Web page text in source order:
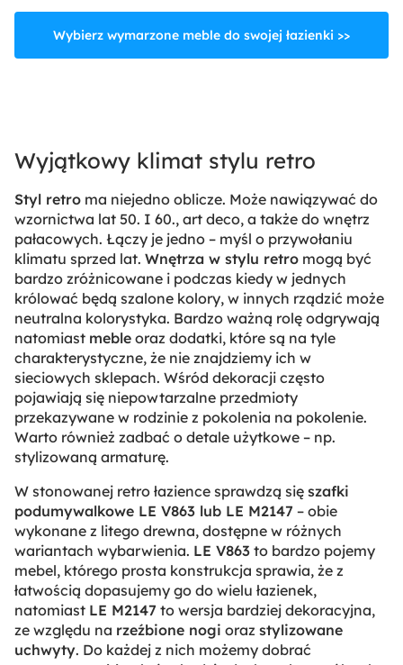
Wybierz wymarzone meble do swojej łazienki >>
Wyjątkowy klimat stylu retro
Styl retro ma niejedno oblicze. Może nawiązywać do
wzornictwa lat 50. I 60., art deco, a także do wnętrz
pałacowych. Łączy je jedno – myśl o przywołaniu
klimatu sprzed lat. Wnętrza w stylu retro mogą być
bardzo zróżnicowane i podczas kiedy w jednych
królować będą szalone kolory, w innych rządzić może
neutralna kolorystyka. Bardzo ważną rolę odgrywają
natomiast meble oraz dodatki, które są na tyle
charakterystyczne, że nie znajdziemy ich w
sieciowych sklepach. Wśród dekoracji często
pojawiają się niepowtarzalne przedmioty
przekazywane w rodzinie z pokolenia na pokolenie.
Warto również zadbać o detale użytkowe – np.
stylizowaną armaturę.
W stonowanej retro łazience sprawdzą się szafki
podumywalkowe LE V863 lub LE M2147 – obie
wykonane z litego drewna, dostępne w różnych
wariantach wybarwienia. LE V863 to bardzo pojemy
mebel, którego prosta konstrukcja sprawia, że z
łatwością dopasujemy go do wielu łazienek,
natomiast LE M2147 to wersja bardziej dekoracyjna,
ze względu na rzeźbione nogi oraz stylizowane
uchwyty. Do każdej z nich możemy dobrać